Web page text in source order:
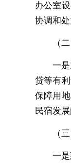
办公室
协调和处
（
一
贷等有
保障用
民宿发
（
一